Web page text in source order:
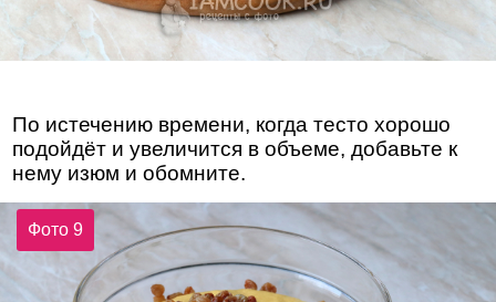
По истечению времени, когда тесто хорошо
подойдёт и увеличится в объеме, добавьте к
нему изюм и обомните.
Фото 9